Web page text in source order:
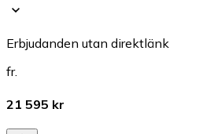
Erbjudanden utan direktlänk
fr.
21 595 kr